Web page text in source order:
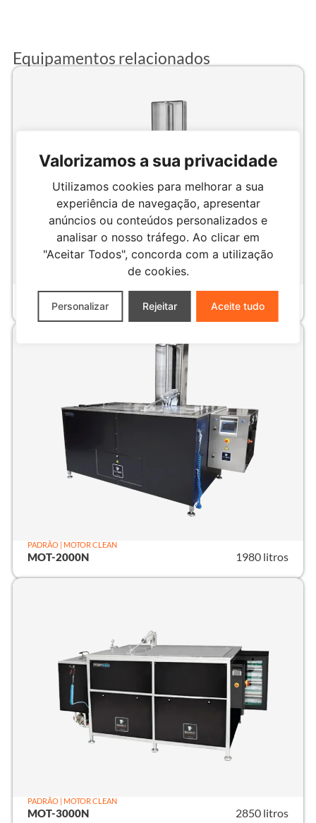
Valorizamos a sua privacidade
Utilizamos cookies para melhorar a sua
experiência de navegação, apresentar
anúncios ou conteúdos personalizados e
analisar o nosso tráfego. Ao clicar em
"Aceitar Todos", concorda com a utilização
de cookies.
Personalizar Rejeitar Aceite tudo
Equipamentos relacionados
MOT-1000N 1000 litros
PADRÃO | MOTOR CLEAN
MOT-2000N 1980 litros
PADRÃO | MOTOR CLEAN
MOT-3000N 2850 litros